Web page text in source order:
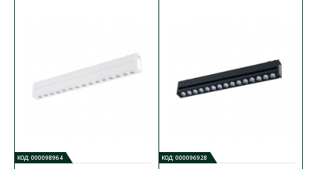
В закладки
КОД: 000098964 КОД: 000096928